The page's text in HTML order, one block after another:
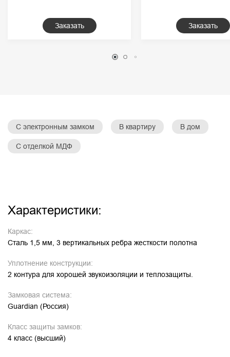
Заказать Заказать
С электронным замком В квартиру В дом
С отделкой МДФ
Характеристики:
Каркас:
Сталь 1,5 мм, 3 вертикальных ребра жесткости полотна
Уплотнение конструкции:
2 контура для хорошей звукоизоляции и теплозащиты.
Замковая система:
Guardian (Россия)
Класс защиты замков:
4 класс (высший)